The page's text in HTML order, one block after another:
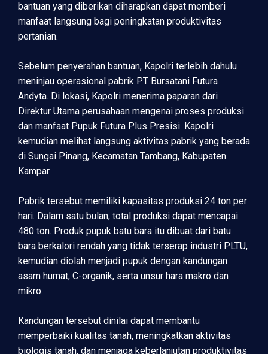
bantuan yang diberikan diharapkan dapat memberi
manfaat langsung bagi peningkatan produktivitas
pertanian.
Sebelum penyerahan bantuan, Kapolri terlebih dahulu
meninjau operasional pabrik PT Bursatani Futura
Andyta. Di lokasi, Kapolri menerima paparan dari
Direktur Utama perusahaan mengenai proses produksi
dan manfaat Pupuk Futura Plus Presisi. Kapolri
kemudian melihat langsung aktivitas pabrik yang berada
di Sungai Pinang, Kecamatan Tambang, Kabupaten
Kampar.
Pabrik tersebut memiliki kapasitas produksi 24 ton per
hari. Dalam satu bulan, total produksi dapat mencapai
480 ton. Produk pupuk batu bara itu dibuat dari batu
bara berkalori rendah yang tidak terserap industri PLTU,
kemudian diolah menjadi pupuk dengan kandungan
asam humat, C-organik, serta unsur hara makro dan
mikro.
Kandungan tersebut dinilai dapat membantu
memperbaiki kualitas tanah, meningkatkan aktivitas
biologis tanah, dan menjaga keberlanjutan produktivitas